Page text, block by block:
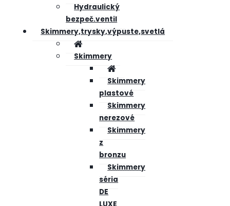
Hydraulický
bezpeč.ventil
Skimmery,trysky,výpuste,svetlá
Skimmery
Skimmery
plastové
Skimmery
nerezové
Skimmery
z
bronzu
Skimmery
séria
DE